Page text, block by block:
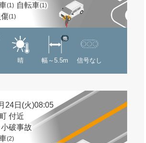
(1) 自転車(1)
(1)
晴 幅～5.5m
他
信号なし
24日(火)08:05
付近
破事故
(2)